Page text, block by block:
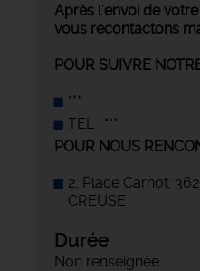
Après l'envoi de
vous recontactons
POUR SUIVRE
***
TEL : ***
POUR NOUS
2, Place Carnot,
CREUSE
Durée
Non renseignée